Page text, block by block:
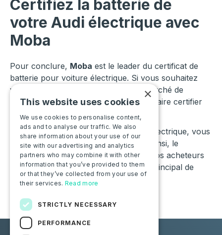
Certifiez la batterie de
votre Audi électrique avec
Moba
Pour conclure, Moba est le leader du certificat de
batterie pour voiture électrique. Si vous souhaitez
vendre votre Audi électrique sur le marché de
l’occasion, il est vivement conseillé de faire certifier
sa batterie.
En certifiant la batterie de votre Audi électrique, vous
assurez une vente rapide et sereine. Ainsi, le
certificat batteriepermet de rassurer vos acheteurs
sur l’état de ce qui constitue l’organe principal de
votre véhicule électrique.
×
This website uses cookies
We use cookies to personalise content,
ads and to analyse our traffic. We also
share information about your use of our
site with our advertising and analytics
partners who may combine it with other
information that you’ve provided to them
or that they’ve collected from your use of
their services. Read more
STRICTLY NECESSARY
PERFORMANCE